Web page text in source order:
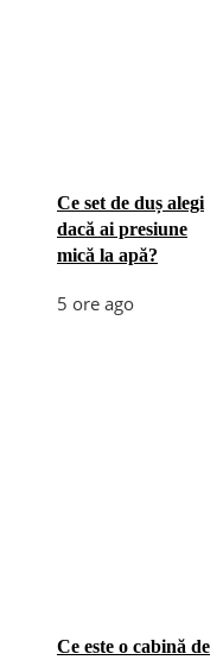
Ce set de duș alegi
dacă ai presiune
mică la apă?
5 ore ago
Ce este o cabină de